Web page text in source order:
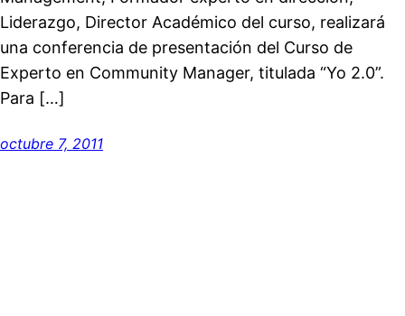
Liderazgo, Director Académico del curso, realizará
una conferencia de presentación del Curso de
Experto en Community Manager, titulada “Yo 2.0”.
Para […]
octubre 7, 2011